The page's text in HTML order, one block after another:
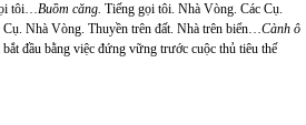
tôi…Buồm căng. Tiếng gọi tôi. Nhà Vòng. Các Cụ.
Cụ. Nhà Vòng. Thuyền trên đất. Nhà trên biển…Cành ô
đầu bằng việc đứng vững trước cuộc thủ tiêu thế